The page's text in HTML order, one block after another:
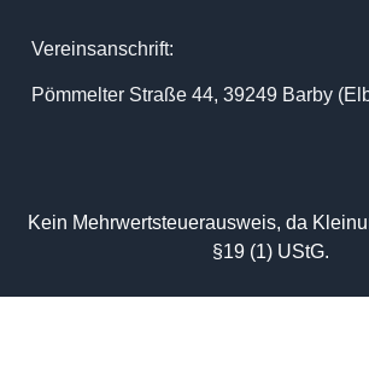
Vereinsanschrift:
Pömmelter Straße 44, 39249 Barby
Kein Mehrwertsteuerausweis, da
§19 (1) UStG.